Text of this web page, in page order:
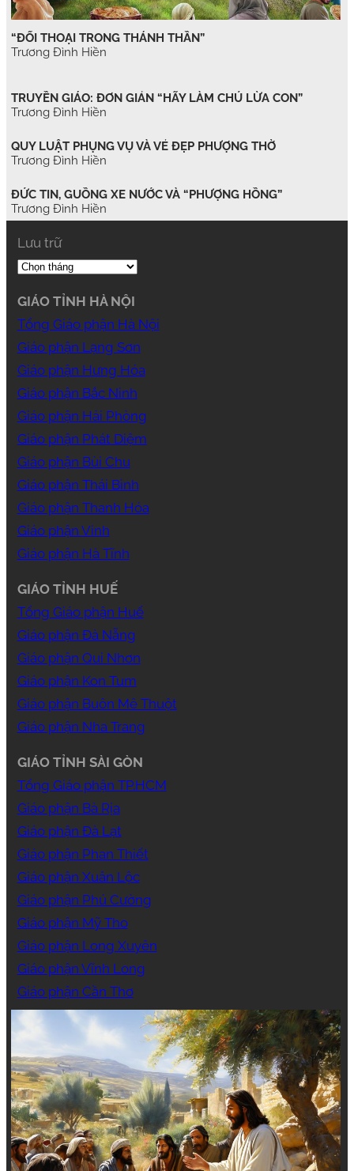
“ĐỐI THOẠI TRONG THÁNH THẦN”
Trương Đình Hiền
TRUYỀN GIÁO: ĐƠN GIẢN “HÃY LÀM CHÚ LỪA CON”
Trương Đình Hiền
QUY LUẬT PHỤNG VỤ VÀ VẺ ĐẸP PHƯỢNG THỜ
Trương Đình Hiền
ĐỨC TIN, GUỒNG XE NƯỚC VÀ “PHƯỢNG HỒNG”
Trương Đình Hiền
Lưu trữ
GIÁO TỈNH HÀ NỘI
Tổng Giáo phận Hà Nội
Giáo phận Lạng Sơn
Giáo phận Hưng Hóa
Giáo phận Bắc Ninh
Giáo phận Hải Phòng
Giáo phận Phát Diệm
Giáo phận Bùi Chu
Giáo phận Thái Bình
Giáo phận Thanh Hóa
Giáo phận Vinh
Giáo phận Hà Tĩnh
GIÁO TỈNH HUẾ
Tổng Giáo phận Huế
Giáo phận Đà Nẵng
Giáo phận Qui Nhơn
Giáo phận Kon Tum
Giáo phận Buôn Mê Thuột
Giáo phận Nha Trang
GIÁO TỈNH SÀI GÒN
Tổng Giáo phận TP.HCM
Giáo phận Bà Rịa
Giáo phận Đà Lạt
Giáo phận Phan Thiết
Giáo phận Xuân Lộc
Giáo phận Phú Cường
Giáo phận Mỹ Tho
Giáo phận Long Xuyên
Giáo phận Vĩnh Long
Giáo phận Cần Thơ